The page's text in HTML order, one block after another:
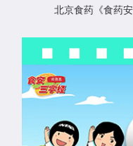
北京食药《食药